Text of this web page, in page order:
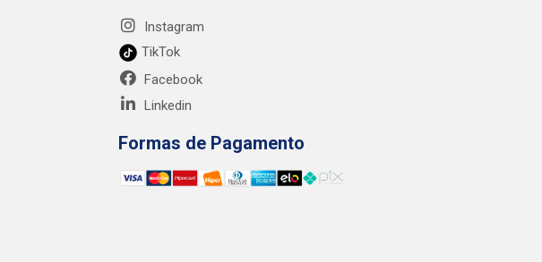
Instagram
TikTok
Facebook
Linkedin
Formas de Pagamento